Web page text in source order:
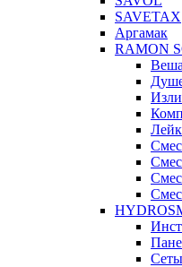
SAVETAX
Аргамак
RAMON